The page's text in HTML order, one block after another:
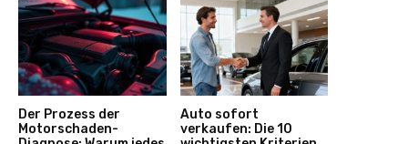
Der Prozess der
Motorschaden-
Auto sofort
verkaufen: Die 10